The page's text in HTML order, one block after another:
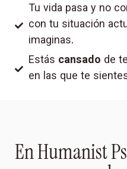
Tu vida pasa y no
con tu situación
imaginas.
Estás cansado de
en las que te
En Humanist